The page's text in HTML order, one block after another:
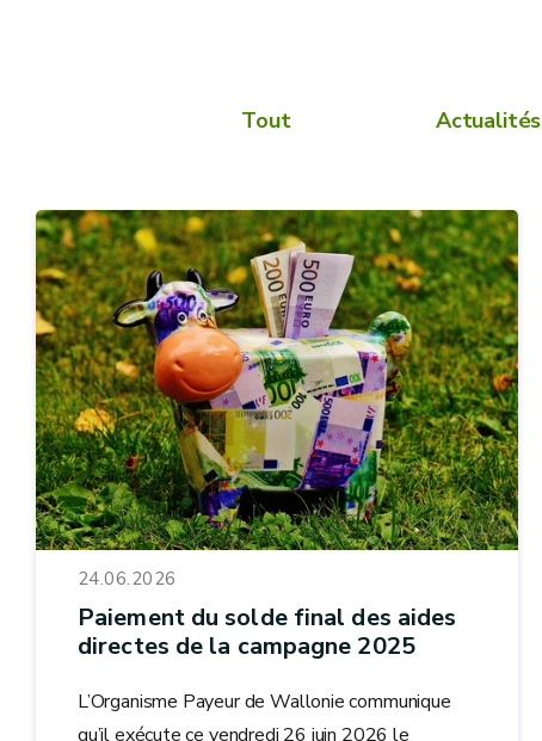
Tout Actualités
24.06.2026
Paiement du solde final des aides
directes de la campagne 2025
L’Organisme Payeur de Wallonie communique
qu’il exécute ce vendredi 26 juin 2026 le